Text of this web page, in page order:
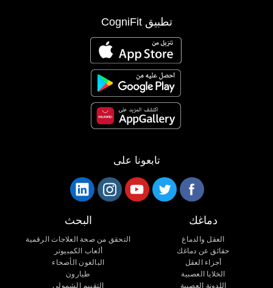
تطبيق CogniFit
تابعونا على
دماغك
العقل والدماغ
حقائق عن دماغك
أجزاء العقل
الخلايا العصبية
اللدونة العصبية
البحث
التحقق من صحة العلاجات الرقمية
ألعاب الكمبيوتر
البالغون الأصحاء
طيارون
التقييم الشمولي